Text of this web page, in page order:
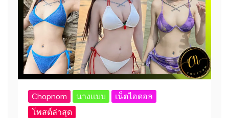
Chopnom นางแบบ
เน็ตไอดอล
โพสต์ล่าสุด